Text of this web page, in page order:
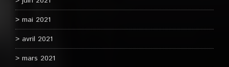
mai 2021
avril 2021
mars 2021